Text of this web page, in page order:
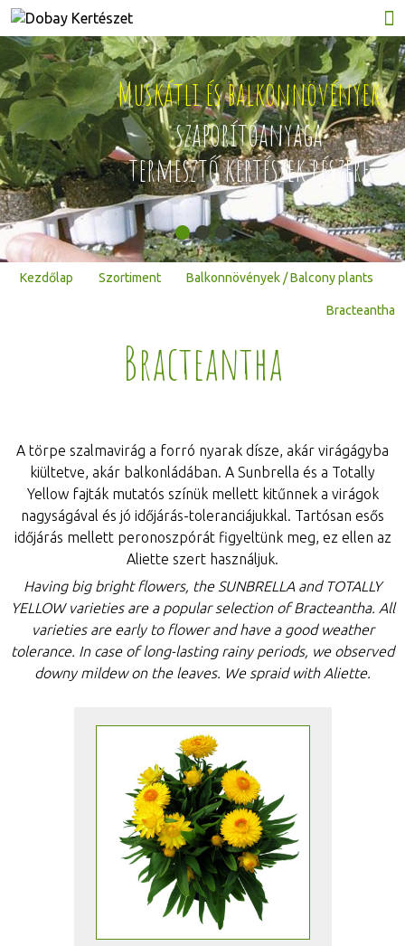
Muskátli és balkonnövények
szaporítóanyaga
termesztő kertészek részére
Kezdőlap Szortiment Balkonnövények / Balcony plants
Bracteantha
Bracteantha
A törpe szalmavirág a forró nyarak dísze, akár virágágyba
kiültetve, akár balkonládában. A Sunbrella és a Totally
Yellow fajták mutatós színük mellett kitűnnek a virágok
nagyságával és jó időjárás-toleranciájukkal. Tartósan esős
időjárás mellett peronoszpórát figyeltünk meg, ez ellen az
Aliette szert használjuk.
Having big bright flowers, the SUNBRELLA and TOTALLY
YELLOW varieties are a popular selection of Bracteantha. All
varieties are early to flower and have a good weather
tolerance. In case of long-lasting rainy periods, we observed
downy mildew on the leaves. We spraid with Aliette.